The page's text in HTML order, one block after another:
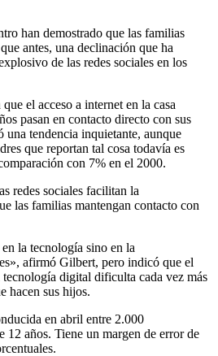
han demostrado que las familias
antes, una declinación que ha
de las redes sociales en los
el acceso a internet en la casa
pasan en contacto directo con sus
tendencia inquietante, aunque
que reportan tal cosa todavía es
con 7% en el 2000.
redes sociales facilitan la
las familias mantengan contacto con
la tecnología sino en la
afirmó Gilbert, pero indicó que el
digital dificulta cada vez más
hacen sus hijos.
en abril entre 2.000
12 años. Tiene un margen de error de